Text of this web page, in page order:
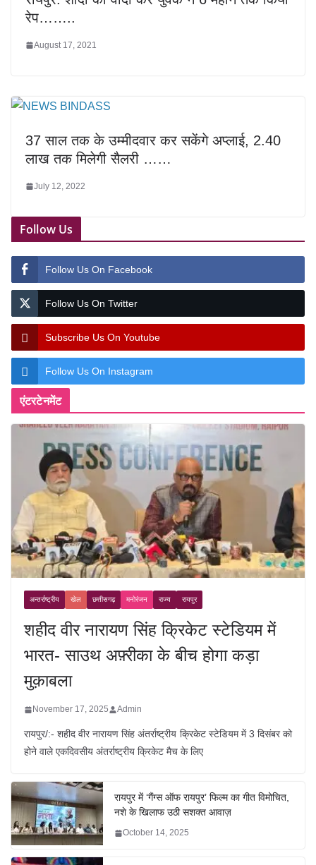
रेप……..
August 17, 2021
37 साल तक के उम्मीदवार कर सकेंगे अप्लाई, 2.40
लाख तक मिलेगी सैलरी ……
July 12, 2022
Follow Us
Follow Us On Facebook
Follow Us On Twitter
Subscribe Us On Youtube
Follow Us On Instagram
एंटरटेनमेंट
अन्तर्राष्ट्रीय खेल छत्तीसगढ़ मनोरंजन राज्य रायपुर
शहीद वीर नारायण सिंह क्रिकेट स्टेडियम में
भारत- साउथ अफ़्रीका के बीच होगा कड़ा
मुक़ाबला
November 17, 2025 Admin
रायपुर/:- शहीद वीर नारायण सिंह अंतर्राष्ट्रीय क्रिकेट स्टेडियम में 3 दिसंबर को
होने वाले एकदिवसीय अंतर्राष्ट्रीय क्रिकेट मैच के लिए
रायपुर में ‘गैंग्स ऑफ रायपुर’ फिल्म का गीत विमोचित,
नशे के खिलाफ उठी सशक्त आवाज़
October 14, 2025